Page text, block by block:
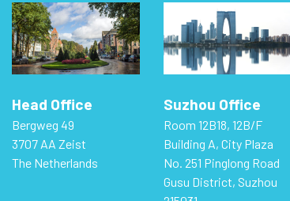
Head Office
Bergweg 49
3707 AA Zeist
The Netherlands
Suzhou Office
Room 12B18, 12B/F
Building A, City Plaza
No. 251 Pinglong Road
Gusu District, Suzhou